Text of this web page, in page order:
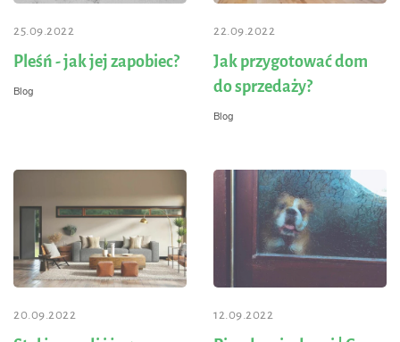
25.09.2022
Pleśń - jak jej zapobiec?
Blog
22.09.2022
Jak przygotować dom
do sprzedaży?
Blog
20.09.2022 12.09.2022